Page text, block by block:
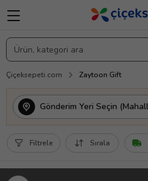
Çiçeksepeti.com Zaytoon Gift
Filtrele Sırala